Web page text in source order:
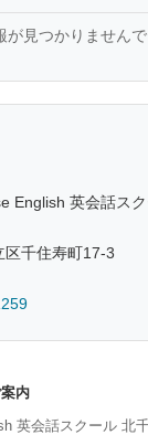
が見つかりません
English 英会話ス
区千住寿町17-3
内
英会話スクール 北